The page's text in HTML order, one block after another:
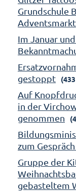
Grundschule
Adventsmarkt
Im Januar
gestoppt
Auf
in der
genommen
zum
Gruppe der
gebasteltem